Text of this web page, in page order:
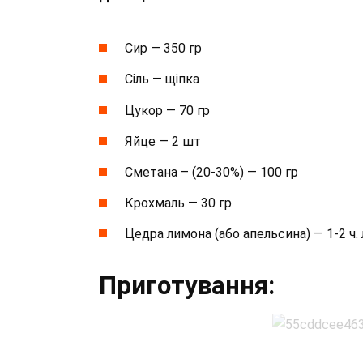
Сир — 350 гр
Сіль — щіпка
Цукор — 70 гр
Яйце — 2 шт
Сметана – (20-30%) — 100 гр
Крохмаль — 30 гр
Цедра лимона (або апельсина) — 1-2 ч.
Приготування: